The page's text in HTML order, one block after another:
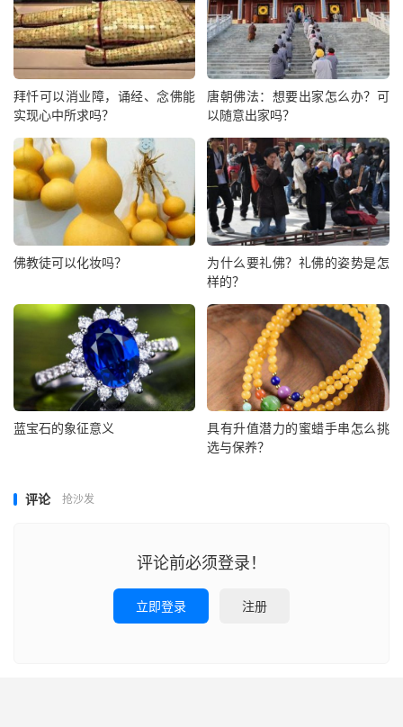
拜忏可以消业障，诵经、念佛能
实现心中所求吗？
唐朝佛法：想要出家怎么办？可
以随意出家吗？
佛教徒可以化妆吗？
为什么要礼佛？礼佛的姿势是怎
样的？
蓝宝石的象征意义
具有升值潜力的蜜蜡手串怎么挑
选与保养？
评论 抢沙发
评论前必须登录！
立即登录 注册